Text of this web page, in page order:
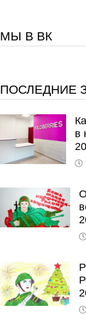
МЫ В ВК
ПОСЛЕДНИЕ
в